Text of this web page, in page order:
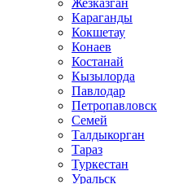
Жезказган
Караганды
Кокшетау
Конаев
Костанай
Кызылорда
Павлодар
Петропавловск
Семей
Талдыкорган
Тараз
Туркестан
Уральск